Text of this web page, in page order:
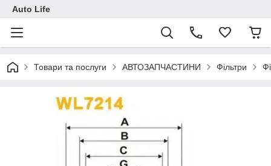
Auto Life
Товари та послуги АВТОЗАПЧАСТИНИ Фільтри